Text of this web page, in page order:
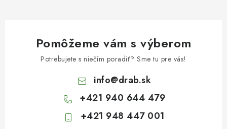
Pomôžeme vám s výberom
Potrebujete s niečím poradiť? Sme tu pre vás!
info@drab.sk
+421 940 644 479
+421 948 447 001